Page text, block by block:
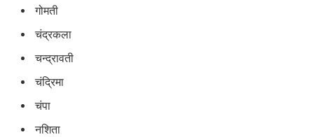
गोमती
चंद्रकला
चन्द्रावती
चंद्रिमा
चंपा
नशिता